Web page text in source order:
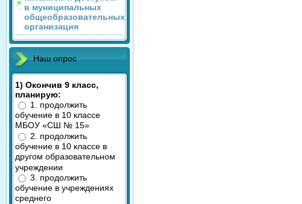
в муниципальных
общеобразовательных
организация
Наш опрос
1) Окончив 9 класс,
планирую:
1. продолжить
обучение в 10 классе
МБОУ «СШ № 15»
2. продолжить
обучение в 10 классе в
другом образовательном
учреждении
3. продолжить
обучение в учреждениях
среднего